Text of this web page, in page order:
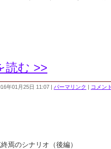
読む >>
年01月25日 11:07 | パーマリンク | コメン
焉のシナリオ（後編）